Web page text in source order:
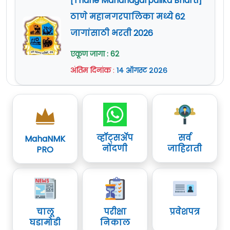
सविस्तर माहितीसाठी कृपया जाहिरात वाचावी.
अधिक माहिती www.sindhudurg.nic.in या
वेबसाईट वर दिलेली आहे.
ठाणे महानगरपालिका मध्ये 62
जागांसाठी भरती 2026
एकूण जागा : 62
अंतिम दिनांक: १४ ऑगस्ट २०२६
MahaNMK
PRO
व्हॉट्सॲप
नोंदणी
सर्व
जाहिराती
चालू
घडामोडी
परीक्षा
निकाल
प्रवेशपत्र